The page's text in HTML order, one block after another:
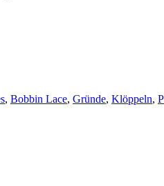
, Bobbin Lace, Gründe, Klöppeln,